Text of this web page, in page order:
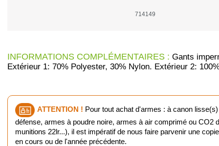
714149
INFORMATIONS COMPLÉMENTAIRES : Gants
Extérieur 1: 70% Polyester, 30% Nylon. Extérieur 2:
ATTENTION ! Pour tout achat d'armes : à canon
défense, armes à poudre noire, armes à air comprimé ou
munitions 22lr...), il est impératif de nous faire parvenir une
en cours ou de l'année précédente.